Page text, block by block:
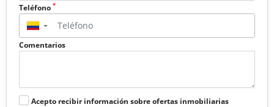
Teléfono *
▼
Comentarios
Acepto recibir información sobre ofertas inmobiliarias